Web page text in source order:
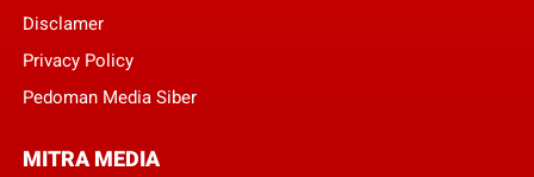
Disclamer
Privacy Policy
Pedoman Media Siber
MITRA MEDIA